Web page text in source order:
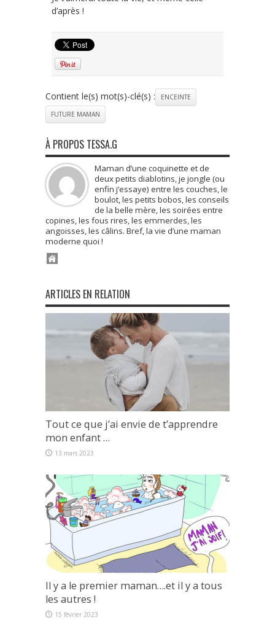
d’après !
Contient le(s) mot(s)-clé(s) :
ENCEINTE
FUTURE MAMAN
À PROPOS TESSA.G
Maman d’une coquinette et de
deux petits diablotins, je jongle (ou
enfin j’essaye) entre les couches, le
boulot, les petits bobos, les conseils
de la belle mère, les soirées entre
copines, les fous rires, les emmerdes, les
angoisses, les câlins. Bref, la vie d’une maman
moderne quoi !
ARTICLES EN RELATION
Tout ce que j’ai envie de t’apprendre
mon enfant …
13 mars 2023
Il y a le premier maman….et il y a tous
les autres !
15 février 2023